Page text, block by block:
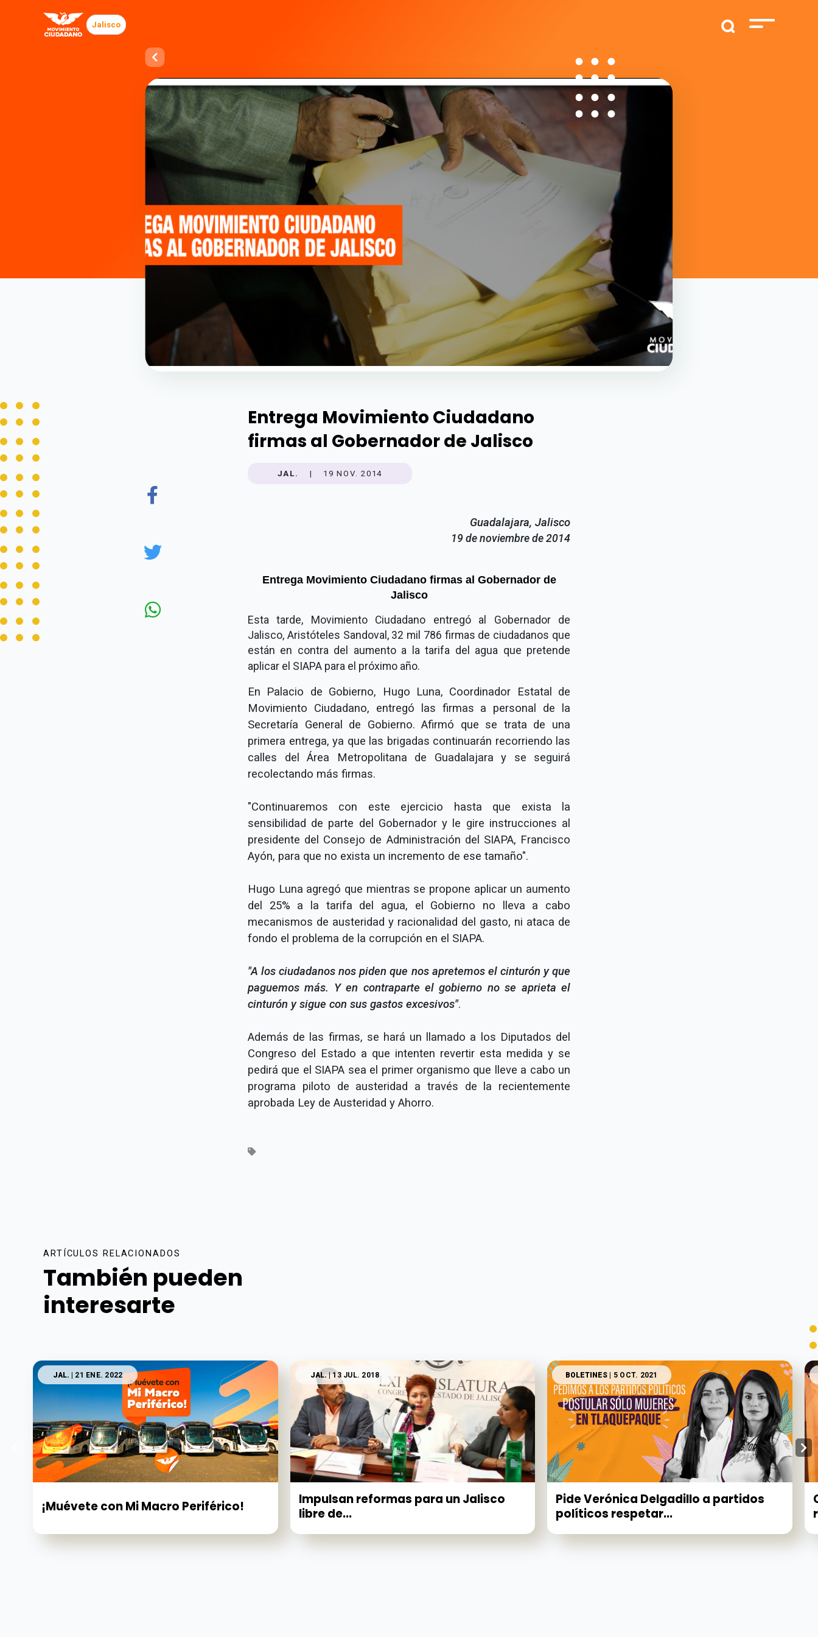
Jalisco
Entrega Movimiento Ciudadano
firmas al Gobernador de Jalisco
JAL. | 19 NOV. 2014
Guadalajara, Jalisco
19 de noviembre de 2014
Entrega Movimiento Ciudadano firmas al Gobernador de
Jalisco
Esta tarde, Movimiento Ciudadano entregó al Gobernador de
Jalisco, Aristóteles Sandoval, 32 mil 786 firmas de ciudadanos que
están en contra del aumento a la tarifa del agua que pretende
aplicar el SIAPA para el próximo año.
En Palacio de Gobierno, Hugo Luna, Coordinador Estatal de
Movimiento Ciudadano, entregó las firmas a personal de la
Secretaría General de Gobierno. Afirmó que se trata de una
primera entrega, ya que las brigadas continuarán recorriendo las
calles del Área Metropolitana de Guadalajara y se seguirá
recolectando más firmas.
"Continuaremos con este ejercicio hasta que exista la
sensibilidad de parte del Gobernador y le gire instrucciones al
presidente del Consejo de Administración del SIAPA, Francisco
Ayón, para que no exista un incremento de ese tamaño".
Hugo Luna agregó que mientras se propone aplicar un aumento
del 25% a la tarifa del agua, el Gobierno no lleva a cabo
mecanismos de austeridad y racionalidad del gasto, ni ataca de
fondo el problema de la corrupción en el SIAPA.
"A los ciudadanos nos piden que nos apretemos el cinturón y que
paguemos más. Y en contraparte el gobierno no se aprieta el
cinturón y sigue con sus gastos excesivos".
Además de las firmas, se hará un llamado a los Diputados del
Congreso del Estado a que intenten revertir esta medida y se
pedirá que el SIAPA sea el primer organismo que lleve a cabo un
programa piloto de austeridad a través de la recientemente
aprobada Ley de Austeridad y Ahorro.
ARTÍCULOS RELACIONADOS
También pueden
interesarte
JAL. | 21 ENE. 2022
¡Muévete con Mi Macro Periférico!
JAL.| 13 JUL. 2018
Impulsan reformas para un Jalisco
libre de...
BOLETINES | 5 OCT. 2021
Pide Verónica Delgadillo a partidos
políticos respetar...